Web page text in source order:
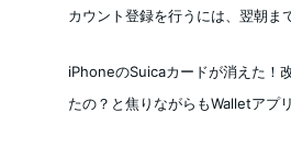
カウント登録を行うには、翌朝ま
iPhoneのSuicaカードが消えた！
たの？と焦りながらもWalletアプ